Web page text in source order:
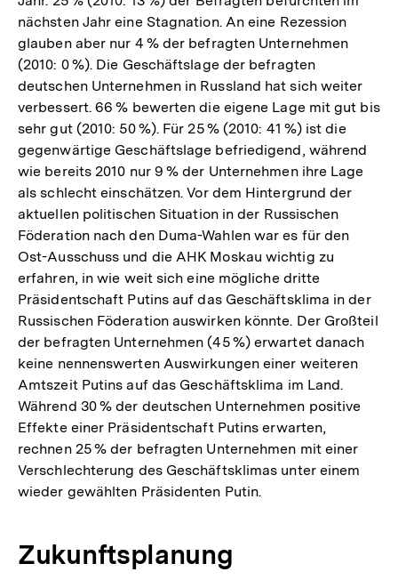
nächsten Jahr eine Stagnation. An eine Rezession
glauben aber nur 4 % der befragten Unternehmen
(2010: 0 %). Die Geschäftslage der befragten
deutschen Unternehmen in Russland hat sich weiter
verbessert. 66 % bewerten die eigene Lage mit gut bis
sehr gut (2010: 50 %). Für 25 % (2010: 41 %) ist die
gegenwärtige Geschäftslage befriedigend, während
wie bereits 2010 nur 9 % der Unternehmen ihre Lage
als schlecht einschätzen. Vor dem Hintergrund der
aktuellen politischen Situation in der Russischen
Föderation nach den Duma-Wahlen war es für den
Ost-Ausschuss und die AHK Moskau wichtig zu
erfahren, in wie weit sich eine mögliche dritte
Präsidentschaft Putins auf das Geschäftsklima in der
Russischen Föderation auswirken könnte. Der Großteil
der befragten Unternehmen (45 %) erwartet danach
keine nennenswerten Auswirkungen einer weiteren
Amtszeit Putins auf das Geschäftsklima im Land.
Während 30 % der deutschen Unternehmen positive
Effekte einer Präsidentschaft Putins erwarten,
rechnen 25 % der befragten Unternehmen mit einer
Verschlechterung des Geschäftsklimas unter einem
wieder gewählten Präsidenten Putin.
Zukunftsplanung